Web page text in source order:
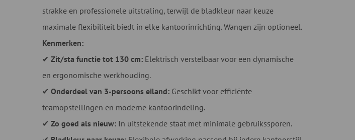
strakke en professionele uitstraling, terwijl de bladkleur naar keuze
maximale flexibiliteit biedt in elke kantoorinrichting. Wangen zijn optioneel.
Kenmerken:
✔Zit/sta functie tot 130 cm: Elektrisch verstelbaar voor een dynamische
en ergonomische werkhouding.
✔Onderdeel van 3-persoons eiland: Geschikt voor efficiënte
teamopstellingen en moderne kantoorindeling.
✔Zo goed als nieuw: In uitstekende staat met minimale gebruikssporen.